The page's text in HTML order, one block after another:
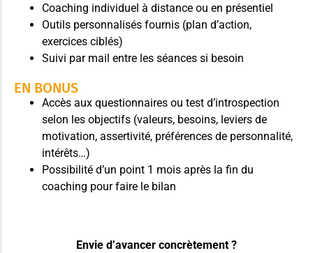
Coaching individuel à distance ou en présentiel
Outils personnalisés fournis (plan d’action,
exercices ciblés)
Suivi par mail entre les séances si besoin
EN BONUS
Accès aux questionnaires ou test d’introspection
selon les objectifs (valeurs, besoins, leviers de
motivation, assertivité, préférences de personnalité,
intérêts…)
Possibilité d’un point 1 mois après la fin du
coaching pour faire le bilan
Envie d’avancer concrètement ?